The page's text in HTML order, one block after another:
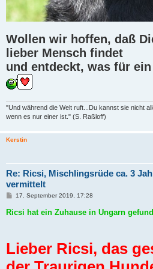
Wollen wir hoffen, daß
lieber Mensch findet
und entdeckt, was für
"Und während die Welt ruft...Du kannst sie nicht
wenn es nur einer ist." (S. Raßloff)
Kerstin
Re: Ricsi, Mischlingsrüde ca. 3
vermittelt
B
i
t
17. September 2019, 17:28
Ricsi hat ein Zuhause in Ungarn
Lieber Ricsi, das